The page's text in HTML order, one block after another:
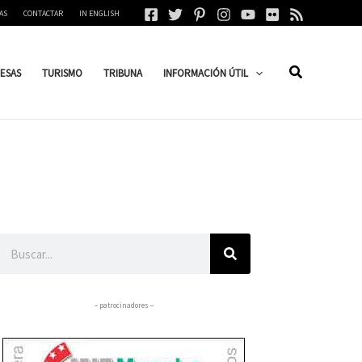
CONTACTAR IN ENGLISH
TURISMO TRIBUNA INFORMACIÓN ÚTIL
– patrocinadores –